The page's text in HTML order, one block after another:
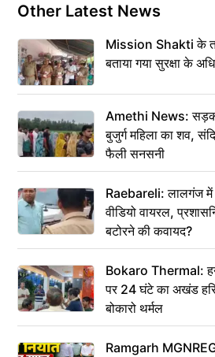
Other Latest News
Mission Shakti के
बताया गया सुरक्षा के
Amethi News: सड़क
बुजुर्ग महिला का शव,
फैली सनसनी
Raebareli: लालगंज में
वीडियो वायरल,
बटोरने की कवायद?
Bokaro Thermal:
पर 24 घंटे का अखंड
बोकारो थर्मल
Ramgarh